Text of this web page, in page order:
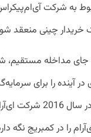
خریدار چینی منعقد
جای مداخله
در آینده را برای
سافت‌بانک در
را در کمبریج نگه